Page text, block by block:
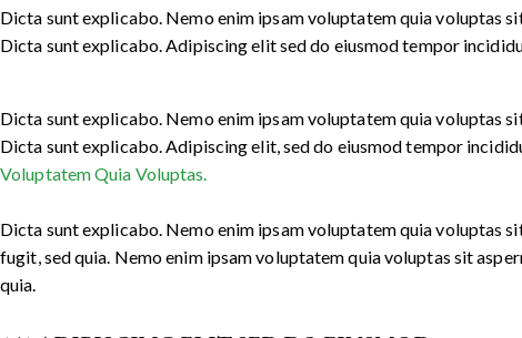
Dicta sunt explicabo. Nemo enim ipsam voluptatem quia voluptas
Dicta sunt explicabo. Adipiscing elit sed do eiusmod tempor
Dicta sunt explicabo. Nemo enim ipsam voluptatem quia voluptas
Dicta sunt explicabo. Adipiscing elit, sed do eiusmod tempor
Voluptatem Quia Voluptas.
Dicta sunt explicabo. Nemo enim ipsam voluptatem quia voluptas
fugit, sed quia. Nemo enim ipsam voluptatem quia voluptas sit
quia.